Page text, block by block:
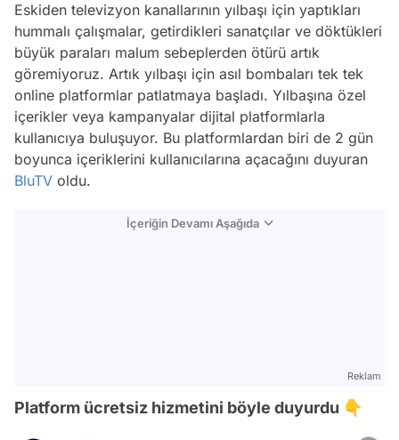
Eskiden televizyon kanallarının yılbaşı için yaptıkları
hummalı çalışmalar, getirdikleri sanatçılar ve döktükleri
büyük paraları malum sebeplerden ötürü artık
göremiyoruz. Artık yılbaşı için asıl bombaları tek tek
online platformlar patlatmaya başladı. Yılbaşına özel
içerikler veya kampanyalar dijital platformlarla
kullanıcıya buluşuyor. Bu platformlardan biri de 2 gün
boyunca içeriklerini kullanıcılarına açacağını duyuran
BluTV oldu.
İçeriğin Devamı Aşağıda
Reklam
Platform ücretsiz hizmetini böyle duyurdu 👇